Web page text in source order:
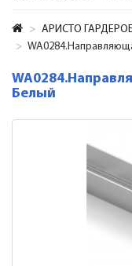
АРИСТО
Белый